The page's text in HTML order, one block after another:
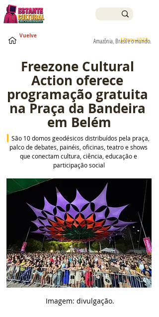
13 nov 2025
Amazônia, Brasil e o mundo.
Vuelve
Freezone Cultural
Action oferece
programação gratuita
na Praça da Bandeira
em Belém
São 10 domos geodésicos distribuídos pela praça,
palco de debates, painéis, oficinas, teatro e shows
que conectam cultura, ciência, educação e
participação social
Imagem: divulgação.